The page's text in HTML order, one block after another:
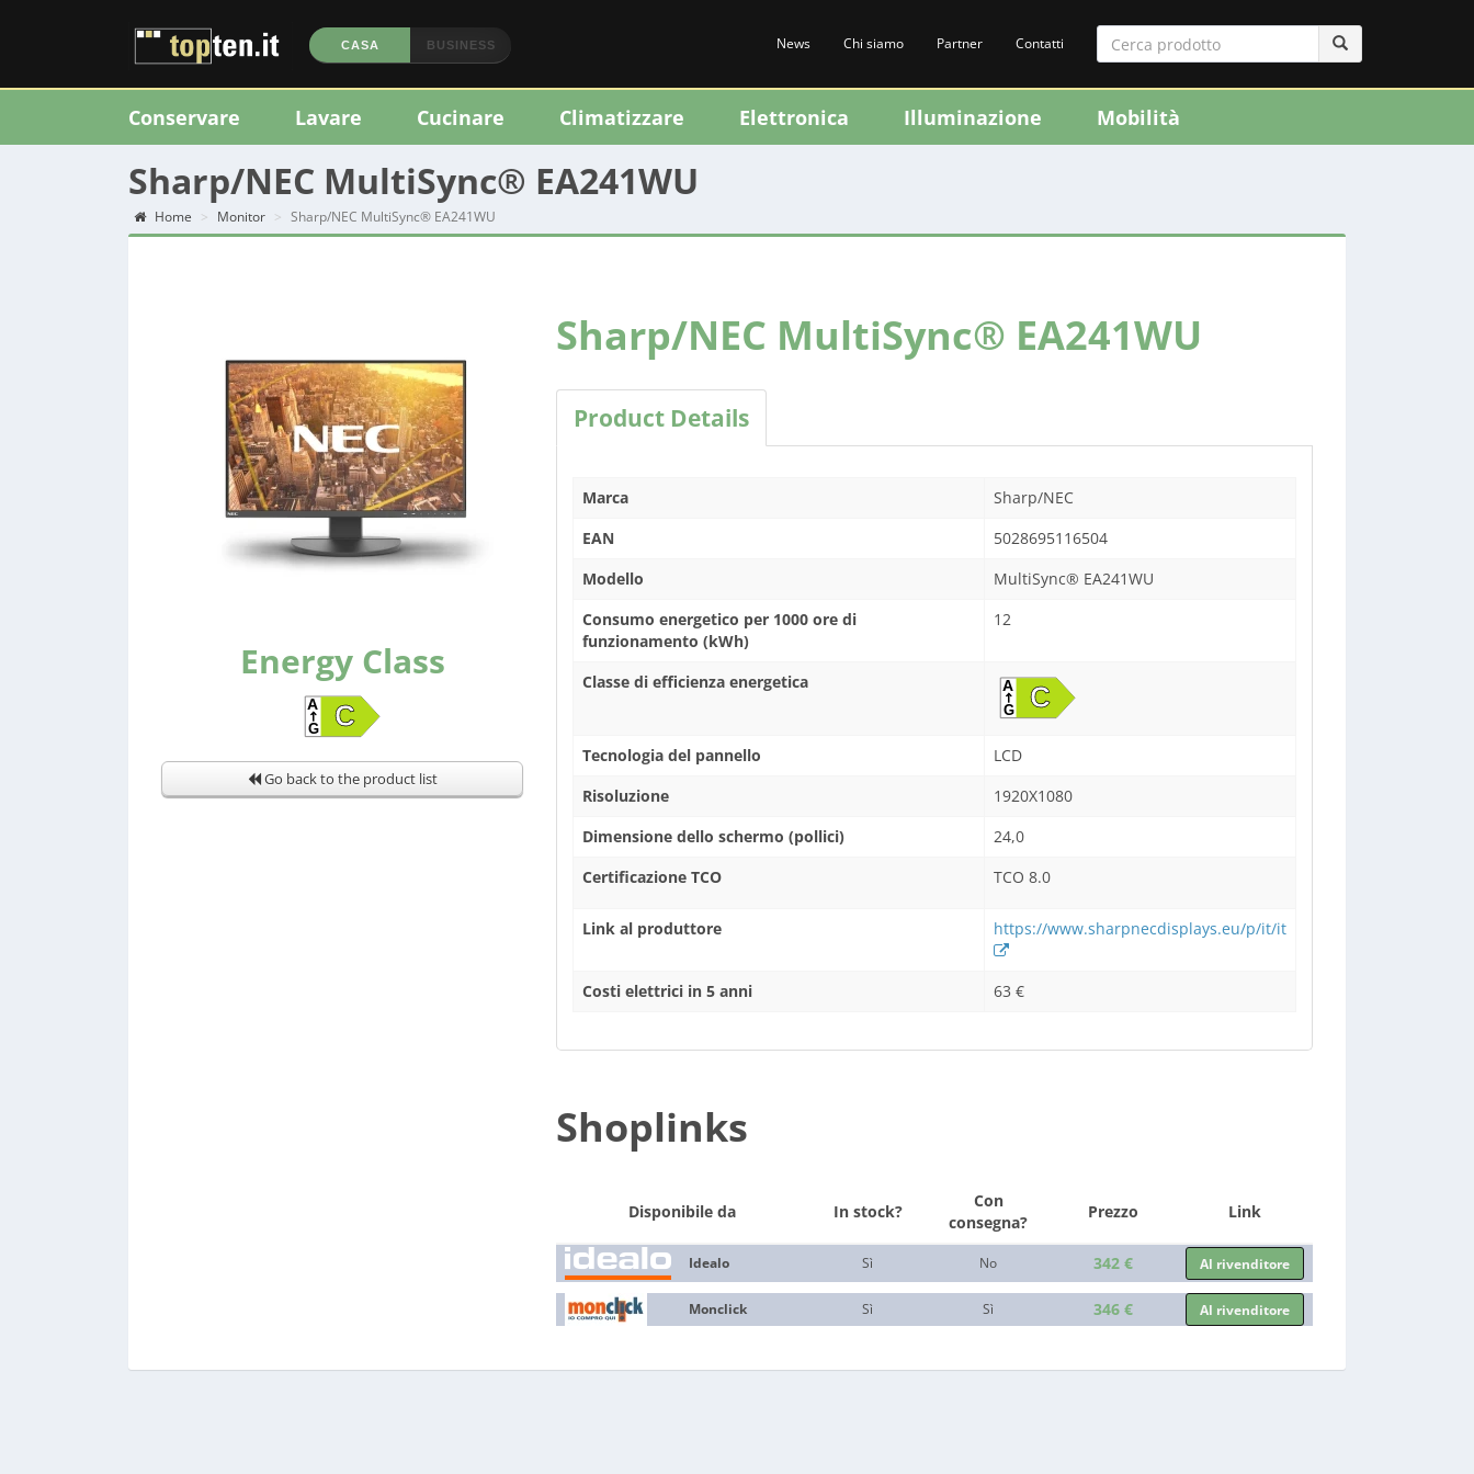
CASA BUSINESS News Chi siamo Partner Contatti
Conservare Lavare Cucinare Climatizzare Elettronica Illuminazione Mobilità
Sharp/NEC MultiSync® EA241WU
Home Monitor Sharp/NEC MultiSync® EA241WU
Energy Class
Go back to the product list
Sharp/NEC MultiSync® EA241WU
Product Details
Marca
Sharp/NEC
EAN
5028695116504
Modello
MultiSync® EA241WU
Consumo energetico per 1000 ore di
funzionamento (kWh)
12
Classe di efficienza energetica
Tecnologia del pannello
LCD
Risoluzione
1920X1080
Dimensione dello schermo (pollici)
24,0
Certificazione TCO
TCO 8.0
Link al produttore https://www.sharpnecdisplays.eu/p/it/it
Costi elettrici in 5 anni 63 €
Shoplinks
Disponibile da In stock?
Con
consegna?
Prezzo Link
Idealo Sì No 342 € Al rivenditore
Monclick Sì Sì 346 € Al rivenditore